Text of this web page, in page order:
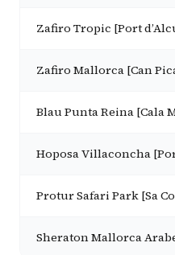
Zafiro Tropic [Port
Zafiro Mallorca [Can
Blau Punta Reina [Cala
Hoposa Villaconcha
Protur Safari Park [Sa
Sheraton Mallorca